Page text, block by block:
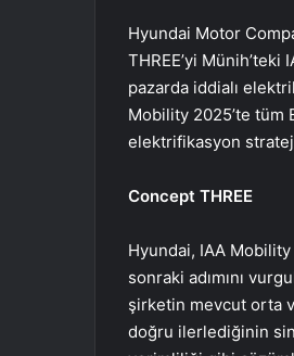
Hyundai Motor
THREE’yi Münih’teki
pazarda iddialı
Mobility 2025’te tüm
elektrifikasyon
Concept THREE
Hyundai, IAA
sonraki adımını
şirketin mevcut orta
doğru ilerlediğinin